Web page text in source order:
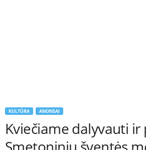
KULTŪRA ANONSAI
Kviečiame dalyvauti